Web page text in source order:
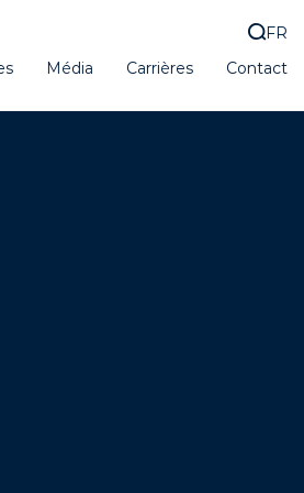
Média Carrières Contact
FR